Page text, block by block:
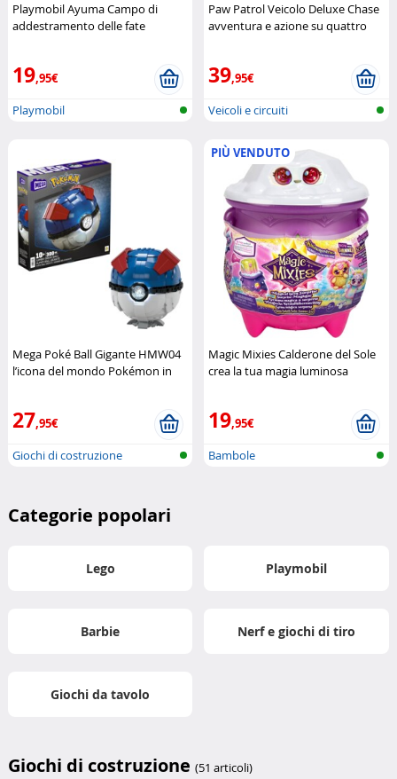
Playmobil Ayuma Campo di
addestramento delle fate
19,95€
Playmobil
Paw Patrol Veicolo Deluxe Chase
avventura e azione su quattro
39,95€
Veicoli e circuiti
Mega Poké Ball Gigante HMW04
l’icona del mondo Pokémon in
27,95€
Giochi di costruzione
PIÙ VENDUTO
Magic Mixies Calderone del Sole
crea la tua magia luminosa
19,95€
Bambole
Categorie popolari
Lego Playmobil
Barbie Nerf e giochi di tiro
Giochi da tavolo
Giochi di costruzione (51 articoli)